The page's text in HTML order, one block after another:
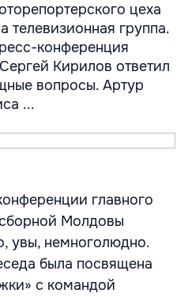
цеха
телевизионная группа.
конференция
Кирилов ответил
вопросы. Артур
...
главного
Молдовы
увы, немноголюдно.
была посвящена
с командой